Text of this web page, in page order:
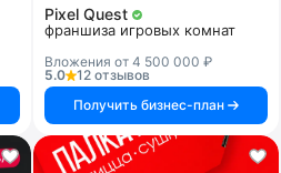
Pixel Quest
франшиза игровых комнат
Вложения от 4 500 000 ₽
5.0
12 отзывов
Получить бизнес-план